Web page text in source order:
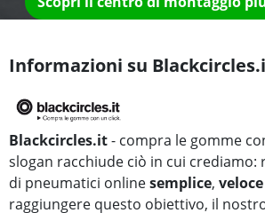
Informazioni su
Blackcircles.it- compra le gomme
slogan racchiude ciò in cui crediamo:
di pneumatici onlinesemplice, veloce
raggiungere questo obiettivo, il